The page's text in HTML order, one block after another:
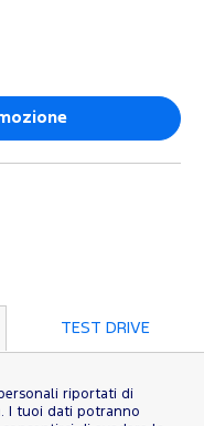
TEST DRIVE
riportati di
I tuoi dati potranno